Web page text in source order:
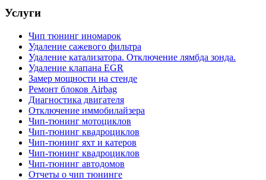
Услуги
Чип тюнинг иномарок
Удаление сажевого фильтра
Удаление катализатора. Отключение лямбда зонда.
Удаление клапана EGR
Замер мощности на стенде
Ремонт блоков Airbag
Диагностика двигателя
Отключение иммобилайзера
Чип-тюнинг мотоциклов
Чип-тюнинг квадроциклов
Чип-тюнинг яхт и катеров
Чип-тюнинг квадроциклов
Чип-тюнинг автодомов
Отчеты о чип тюнинге